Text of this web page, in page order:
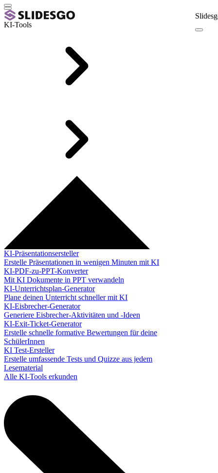
KI-Tools
KI-Präsentationsersteller
Erstelle Präsentationen in wenigen Minuten mit KI
KI-PDF-zu-PPT-Konverter
Mit KI Dokumente in PPT verwandeln
KI-Unterrichtsplan-Generator
Plane deinen Unterricht schneller mit KI
KI-Eisbrecher-Generator
Generiere Eisbrecher-Aktivitäten und -Ideen
KI-Exit-Ticket-Generator
Erstelle schnelle formative Bewertungen für deine
SchülerInnen
KI Test-Ersteller
Erstelle umfassende Tests und Quizze aus jedem
Lesematerial
Alle KI-Tools erkunden